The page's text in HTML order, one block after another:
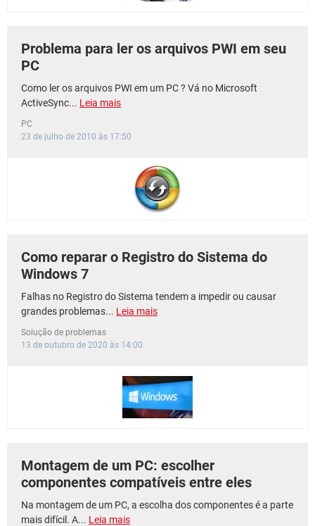
Problema para ler os arquivos PWI em seu
PC
Como ler os arquivos PWI em um PC ? Vá no Microsoft
ActiveSync... Leia mais
PC
23 de julho de 2010 às 17:50
Como reparar o Registro do Sistema do
Windows 7
Falhas no Registro do Sistema tendem a impedir ou causar
grandes problemas... Leia mais
Solução de problemas
13 de outubro de 2020 às 14:00
Montagem de um PC: escolher
componentes compatíveis entre eles
Na montagem de um PC, a escolha dos componentes é a parte
mais difícil. A... Leia mais